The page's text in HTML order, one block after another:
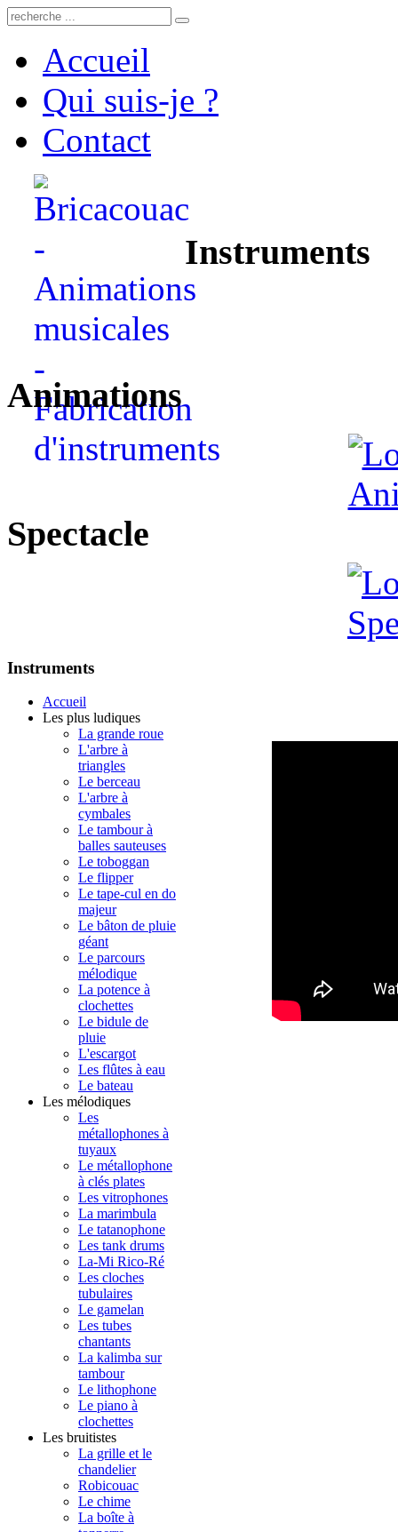
Accueil
Qui suis-je ?
Contact
Instruments
Animations
Spectacle
Instruments
Accueil
Les plus ludiques
La grande roue
L'arbre à
triangles
Le berceau
L'arbre à
cymbales
Le tambour à
balles sauteuses
Le toboggan
Le flipper
Le tape-cul en do
majeur
Le bâton de pluie
géant
Le parcours
mélodique
La potence à
clochettes
Le bidule de
pluie
L'escargot
Les flûtes à eau
Le bateau
Les mélodiques
Les
métallophones à
tuyaux
Le métallophone
à clés plates
Les vitrophones
La marimbula
Le tatanophone
Les tank drums
La-Mi Rico-Ré
Les cloches
tubulaires
Le gamelan
Les tubes
chantants
La kalimba sur
tambour
Le lithophone
Le piano à
clochettes
Les bruitistes
La grille et le
chandelier
Robicouac
Le chime
La boîte à